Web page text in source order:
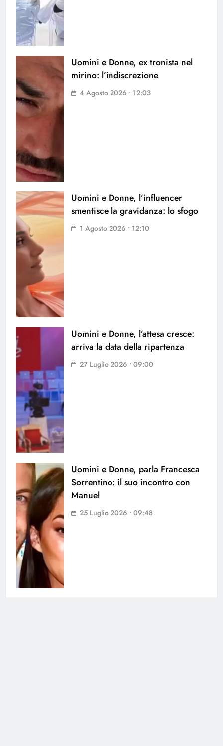
Uomini e Donne, ex tronista nel
mirino: l’indiscrezione
4 Agosto 2026 • 12:03
Uomini e Donne, l’influencer
smentisce la gravidanza: lo sfogo
1 Agosto 2026 • 12:10
Uomini e Donne, l’attesa cresce:
arriva la data della ripartenza
27 Luglio 2026 • 09:00
Uomini e Donne, parla Francesca
Sorrentino: il suo incontro con
Manuel
25 Luglio 2026 • 09:48